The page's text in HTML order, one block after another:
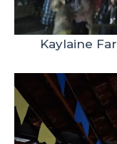
Kaylaine